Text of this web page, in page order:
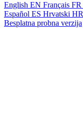
English EN Français FR
Español ES Hrvatski HR
Besplatna probna verzija